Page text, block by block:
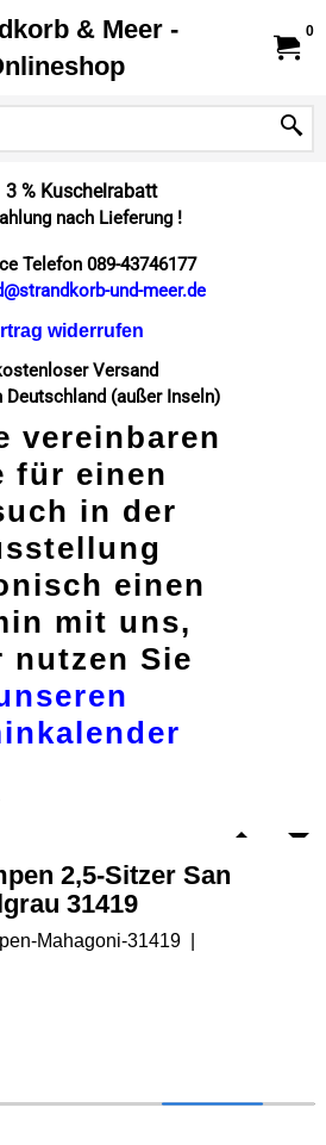
& Meer -
0
3 % Kuschelrabatt
nach Lieferung !
Telefon 089-43746177
und-meer.de
widerrufen
Versand
Deutschland (außer Inseln)
vereinbaren
für einen
in der
einen
mit uns,
nutzen Sie
2,5-Sitzer San
31419
Mahagoni-31419